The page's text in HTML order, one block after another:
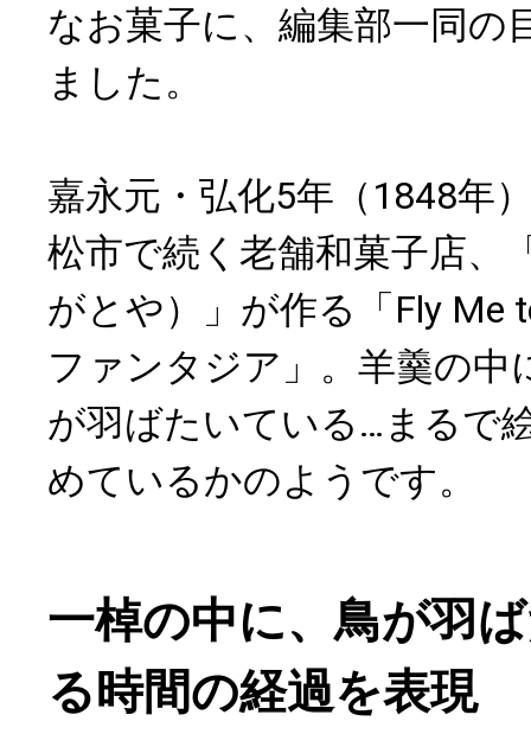
なお菓子に、編集部一同の
ました。
嘉永元・弘化5年（1848年
松市で続く老舗和菓子店、
がとや）」が作る「Fly Me
ファンタジア」。羊羹の中
が羽ばたいている…まるで
めているかのようです。
一棹の中に、鳥が羽
る時間の経過を表現